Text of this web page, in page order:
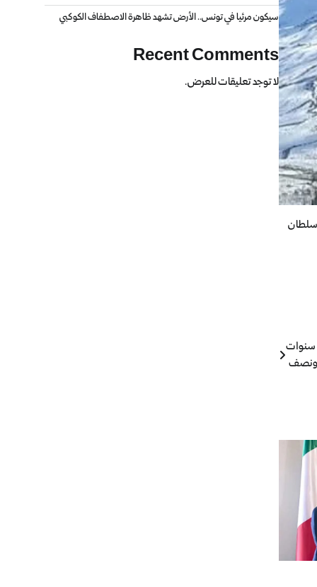
سلطان
الحط من العقوبة السجنية في حق العياشي زمال وسوار البرقاوي إلى 4 سنوات
ونصف
سيكون مرئيا في تونس.. الأرض تشهد ظاهرة الاصطفاف الكوكبي
Recent Comments
لا توجد تعليقات للعرض.